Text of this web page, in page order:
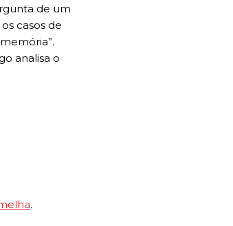
de um
casos de
analisa o
.